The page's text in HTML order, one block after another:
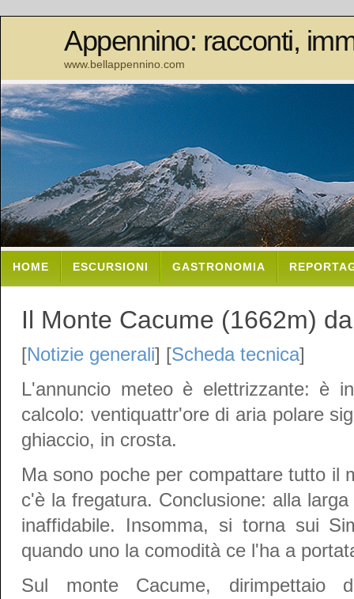
Appennino: racconti,
www.bellappennino.com
HOME ESCURSIONI GASTRONOMIA
Il Monte Cacume (1662m)
[Notizie generali] [Scheda tecnica]
L'annuncio meteo è elettrizzante: è
calcolo: ventiquattr'ore di aria polare
ghiaccio, in crosta.
Ma sono poche per compattare tutto il
c'è la fregatura. Conclusione: alla
inaffidabile. Insomma, si torna sui
quando uno la comodità ce l'ha a
Sul monte Cacume, dirimpettaio